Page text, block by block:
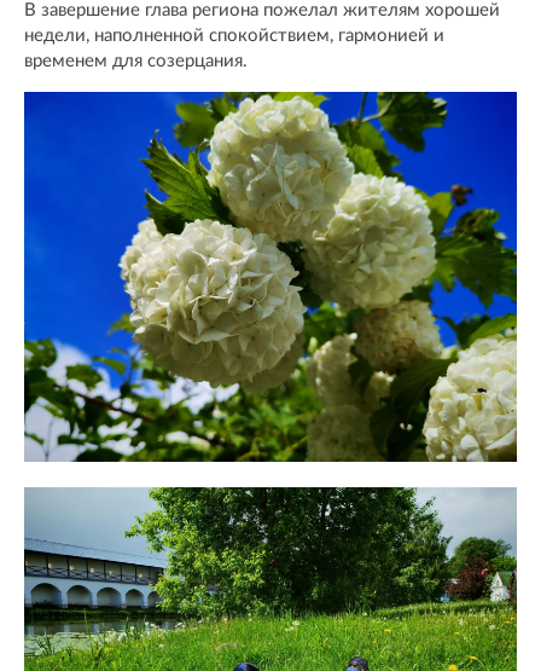
В завершение глава региона пожелал жителям хорошей
недели, наполненной спокойствием, гармонией и
временем для созерцания.